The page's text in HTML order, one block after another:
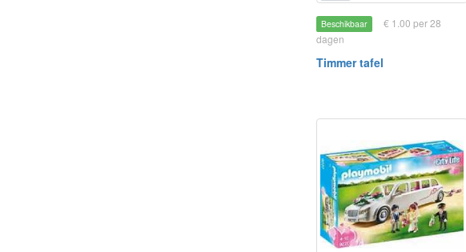
Beschikbaar
€ 1.00 per 28
dagen
Timmer tafel